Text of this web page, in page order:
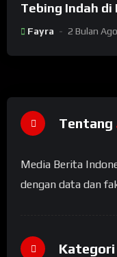
Tebing Indah
Fayra 2 Bulan Ago
Tentang
Media Berita
dengan data dan
Kategori